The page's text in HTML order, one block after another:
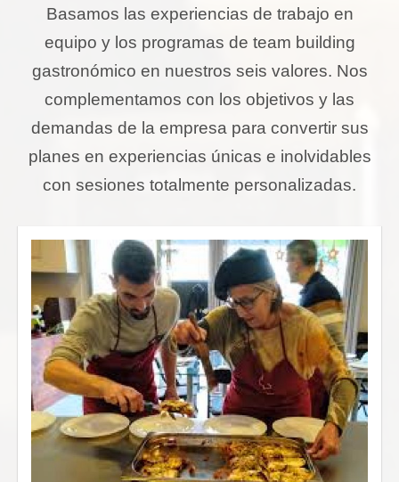
Basamos las experiencias de trabajo en
equipo y los programas de team building
gastronómico en nuestros seis valores. Nos
complementamos con los objetivos y las
demandas de la empresa para convertir sus
planes en experiencias únicas e inolvidables
con sesiones totalmente personalizadas.